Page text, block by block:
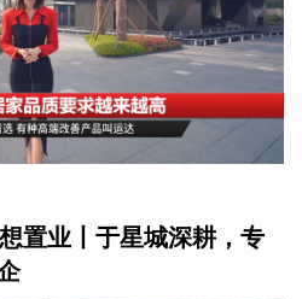
置业丨于星城深耕，专